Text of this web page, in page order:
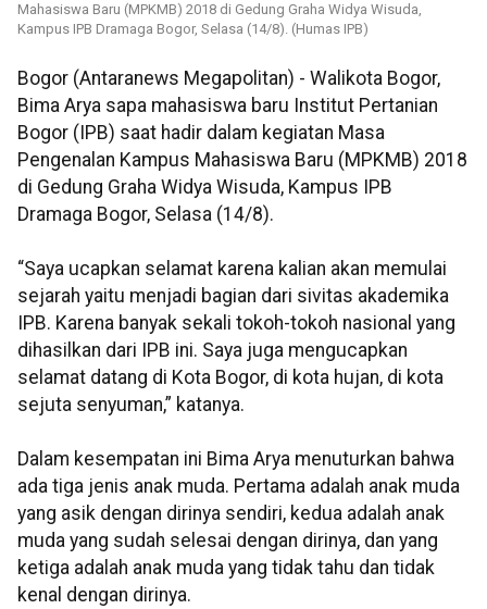
Mahasiswa Baru (MPKMB) 2018 di Gedung Graha Widya Wisuda,
Kampus IPB Dramaga Bogor, Selasa (14/8). (Humas IPB)
Bogor (Antaranews Megapolitan) - Walikota Bogor,
Bima Arya sapa mahasiswa baru Institut Pertanian
Bogor (IPB) saat hadir dalam kegiatan Masa
Pengenalan Kampus Mahasiswa Baru (MPKMB) 2018
di Gedung Graha Widya Wisuda, Kampus IPB
Dramaga Bogor, Selasa (14/8).
“Saya ucapkan selamat karena kalian akan memulai
sejarah yaitu menjadi bagian dari sivitas akademika
IPB. Karena banyak sekali tokoh-tokoh nasional yang
dihasilkan dari IPB ini. Saya juga mengucapkan
selamat datang di Kota Bogor, di kota hujan, di kota
sejuta senyuman,” katanya.
Dalam kesempatan ini Bima Arya menuturkan bahwa
ada tiga jenis anak muda. Pertama adalah anak muda
yang asik dengan dirinya sendiri, kedua adalah anak
muda yang sudah selesai dengan dirinya, dan yang
ketiga adalah anak muda yang tidak tahu dan tidak
kenal dengan dirinya.